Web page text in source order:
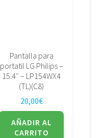
Pantalla para
portatil LG Philips –
15.4″ – LP154WX4
(TL)(C8)
20,00€
AÑADIR AL
CARRITO